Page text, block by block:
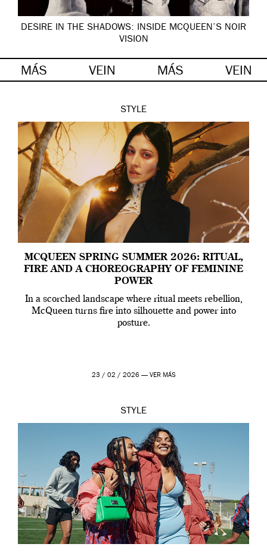
DESIRE IN THE SHADOWS: INSIDE MCQUEEN’S NOIR
VISION
MÁS VEIN MÁS VEIN
STYLE
MCQUEEN SPRING SUMMER 2026: RITUAL,
FIRE AND A CHOREOGRAPHY OF FEMININE
POWER
In a scorched landscape where ritual meets rebellion,
McQueen turns fire into silhouette and power into
posture.
23 / 02 / 2026 — VER MÁS
STYLE